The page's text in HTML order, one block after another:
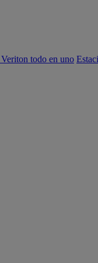
todo en uno